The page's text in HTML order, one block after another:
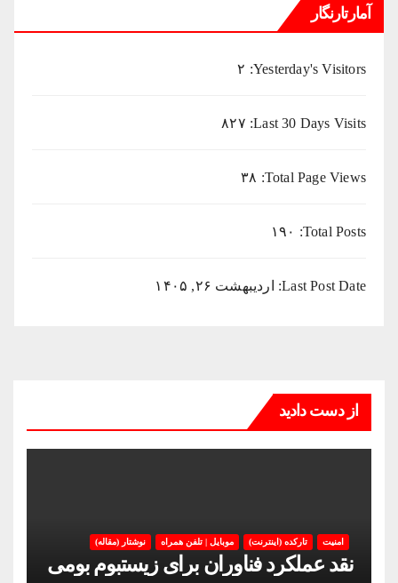
آمارتارنگار
Yesterday's Visitors: ۲
Last 30 Days Visits: ۸۲۷
Total Page Views: ۳۸
Total Posts: ۱۹۰
Last Post Date: اردیبهشت ۲۶, ۱۴۰۵
از دست دادید
امنیت تارکده (اینترنت) موبایل | تلفن همراه نوشتار (مقاله)
نقد عملکرد فناوران برای زیستبوم بومی